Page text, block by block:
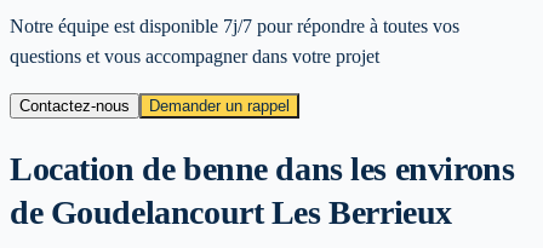
Notre équipe est disponible 7j/7 pour répondre à toutes vos
questions et vous accompagner dans votre projet
Contactez-nous Demander un rappel
Location de benne dans les environs
de Goudelancourt Les Berrieux